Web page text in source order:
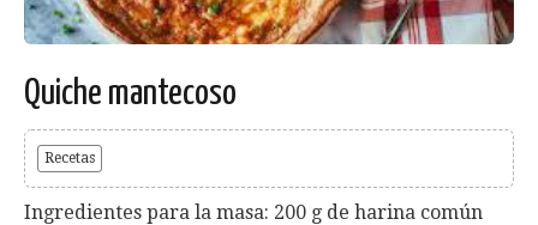
Quiche mantecoso
Recetas
Ingredientes para la masa: 200 g de harina común